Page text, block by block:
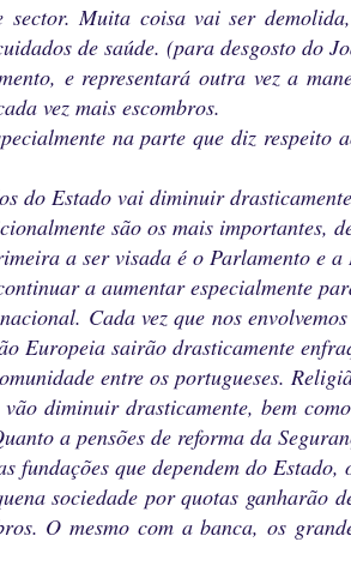
sector. Muita coisa vai ser
de saúde. (para desgosto do
e representará outra vez a
vez mais escombros.
na parte que diz
do Estado vai diminuir
são os mais importantes,
a ser visada é o Parlamento e
a aumentar especialmente
Cada vez que nos
Europeia sairão drasticamente
entre os portugueses.
diminuir drasticamente, bem
a pensões de reforma da
fundações que dependem do
sociedade por quotas ganharão
O mesmo com a banca, os